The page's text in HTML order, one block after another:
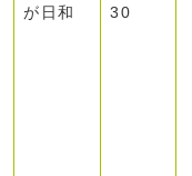
が日和
30